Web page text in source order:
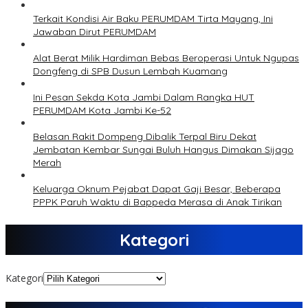
Terkait Kondisi Air Baku PERUMDAM Tirta Mayang, Ini
Jawaban Dirut PERUMDAM
Alat Berat Milik Hardiman Bebas Beroperasi Untuk Ngupas
Dongfeng di SPB Dusun Lembah Kuamang
Ini Pesan Sekda Kota Jambi Dalam Rangka HUT
PERUMDAM Kota Jambi Ke-52
Belasan Rakit Dompeng Dibalik Terpal Biru Dekat
Jembatan Kembar Sungai Buluh Hangus Dimakan Sijago
Merah
Keluarga Oknum Pejabat Dapat Gaji Besar, Beberapa
PPPK Paruh Waktu di Bappeda Merasa di Anak Tirikan
Kategori
Kategori